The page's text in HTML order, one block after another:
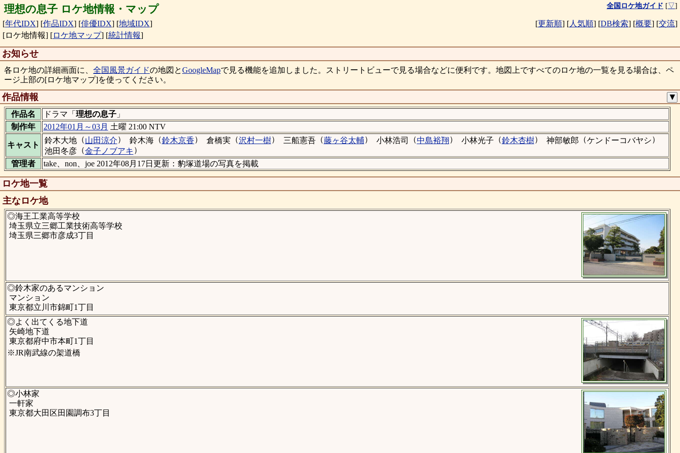
理想の息子 ロケ地情報・マップ 全国ロケ地ガイド [▽]
[年代IDX] [作品IDX] [俳優IDX] [地域IDX] [更新順] [人気順] [DB検索] [概要] [交流]
[ロケ地情報] [ロケ地マップ] [統計情報]
お知らせ
各ロケ地の詳細画面に、 全国風景ガイドの地図とGoogleMapで見る機能を追加しました。ストリートビューで見る場合などに便利です。地図上ですべてのロケ地の一覧を見る場合は、ペ
ージ上部の[ロケ地マップ]を使ってください。
作品情報 ▼
作品名 ドラマ「 理想の息子」
制作年
2012年01月～03月 土曜 21:00 NTV
キャスト
鈴木大地 （山田涼介） 鈴木海（鈴木京香） 倉橋実 （沢村一樹） 三船憲吾（藤ヶ谷太輔） 小林浩司 （中島裕翔） 小林光子 （鈴木杏樹） 神部敏郎 （ケンドーコバヤシ）
池田冬彦（金子ノブアキ ）
管理者
take、non、joe 2012年08月17日更新：豹塚道場の写真を掲載
ロケ地一覧
主なロケ地
◎海王工業高等学校
埼玉県立三郷工業技術高等学校
埼玉県三郷市彦成3丁目
◎鈴木家のあるマンション
マンション
東京都立川市錦町1丁目
◎よく出てくる地下道
矢崎地下道
東京都府中市本町1丁目
※JR南武線の架道橋
◎小林家
一軒家
東京都大田区田園調布3丁目